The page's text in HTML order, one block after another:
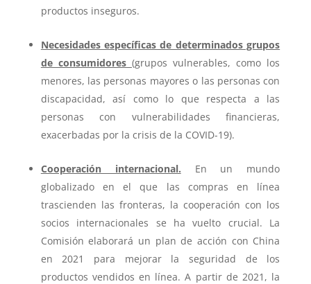
productos inseguros.
Necesidades específicas de determinados grupos
de consumidores (grupos vulnerables, como los
menores, las personas mayores o las personas con
discapacidad, así como lo que respecta a las
personas con vulnerabilidades financieras,
exacerbadas por la crisis de la COVID-19).
Cooperación internacional.
En un mundo
globalizado en el que las compras en línea
trascienden las fronteras, la cooperación con los
socios internacionales se ha vuelto crucial. La
Comisión elaborará un plan de acción con China
en 2021 para mejorar la seguridad de los
productos vendidos en línea. A partir de 2021, la